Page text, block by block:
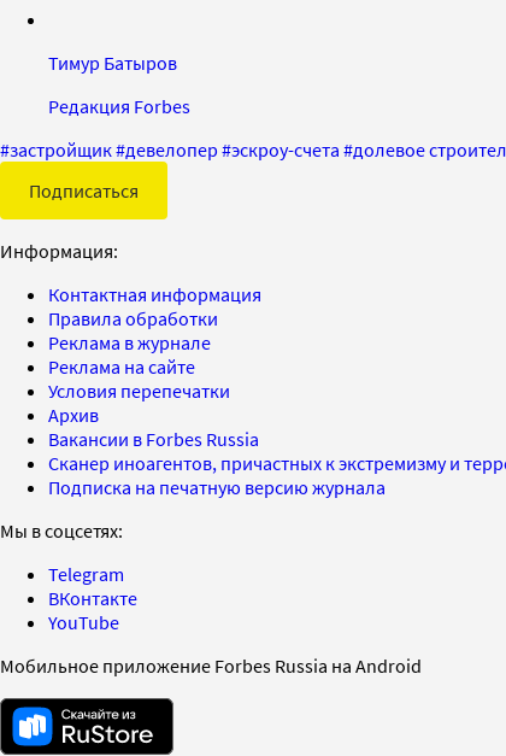
Тимур Батыров
Редакция Forbes
#застройщик#девелопер #эскроу-счета #долевое
Подписаться
Информация:
Контактная информация
Правила обработки
Реклама в журнале
Реклама на сайте
Условия перепечатки
Архив
Вакансии в Forbes Russia
Сканер иноагентов, причастных к экстремизму и
Подписка на печатную версию журнала
Мы в соцсетях:
Telegram
ВКонтакте
YouTube
Мобильное приложение Forbes Russia на Android